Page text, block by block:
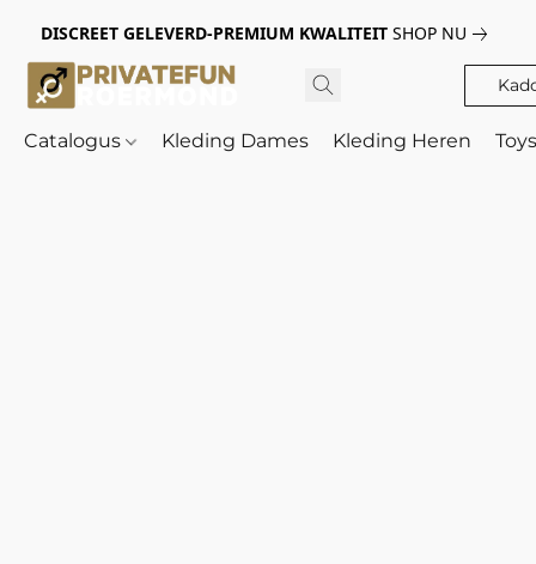
DISCREET GELEVERD-PREMIUM KWALITEIT SHOP NU
Catalogus Kleding Dames Kleding Heren